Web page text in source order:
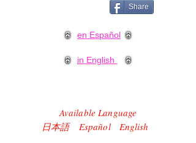
Share
en Español
in English
Available Language
​日本語 Español English